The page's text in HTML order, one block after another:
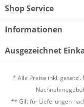
Shop Service
Informationen
Ausgezeichnet
* Alle Preise inkl.
** Gilt für Lieferungen